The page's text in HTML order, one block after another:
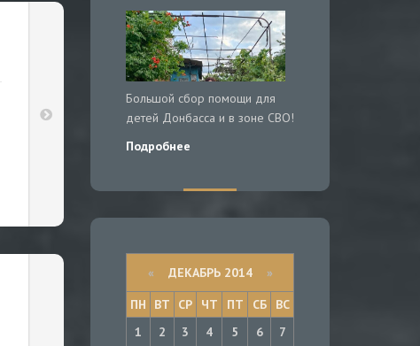
Большой сбор помощи для
детей Донбасса и в зоне СВО!
Подробнее
« ДЕКАБРЬ 2014 »
ПН
ВТ СР ЧТ ПТ СБ
ВС
1
2 3 4 5 6
7